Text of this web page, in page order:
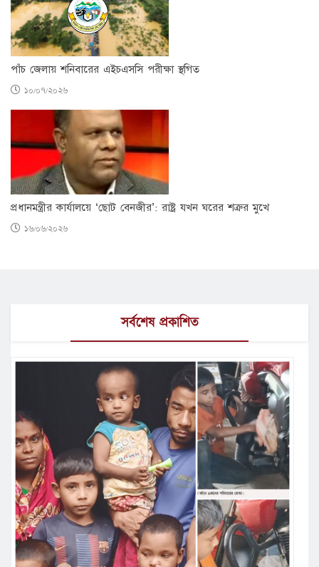
পাঁচ জেলায় শনিবারের এইচএসসি পরীক্ষা স্থগিত
১০/০৭/২০২৬
প্রধানমন্ত্রীর কার্যালয়ে ‘ছোট বেনজীর’: রাষ্ট্র যখন ঘরের শত্রুর মুখে
১৬/০৬/২০২৬
সর্বশেষ প্রকাশিত